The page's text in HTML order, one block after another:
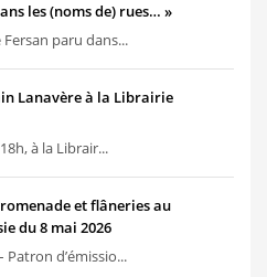
les (noms de) rues… »
paru dans...
Lanavère à la Librairie
à la Librair...
et flâneries au
du 8 mai 2026
d’émissio...